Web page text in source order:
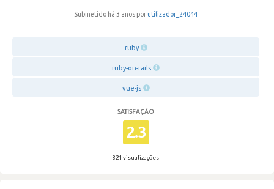
Submetido há 3 anos por utilizador_24044
ruby
ruby-on-rails
vue-js
SATISFAÇÃO
2.3
821 visualizações